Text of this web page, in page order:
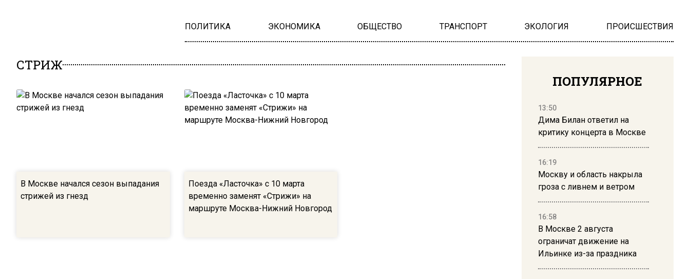
ПОЛИТИКА ЭКОНОМИКА ОБЩЕСТВО ТРАНСПОРТ ЭКОЛОГИЯ ПРОИСШЕСТВИЯ
СТРИЖ
В Москве начался сезон выпадания
стрижей из гнезд
Поезда «Ласточка» с 10 марта
временно заменят «Стрижи» на
маршруте Москва-Нижний Новгород
ПОПУЛЯРНОЕ
13:50
Дима Билан ответил на
критику концерта в Москве
16:19
Москву и область накрыла
гроза с ливнем и ветром
16:58
В Москве 2 августа
ограничат движение на
Ильинке из-за праздника